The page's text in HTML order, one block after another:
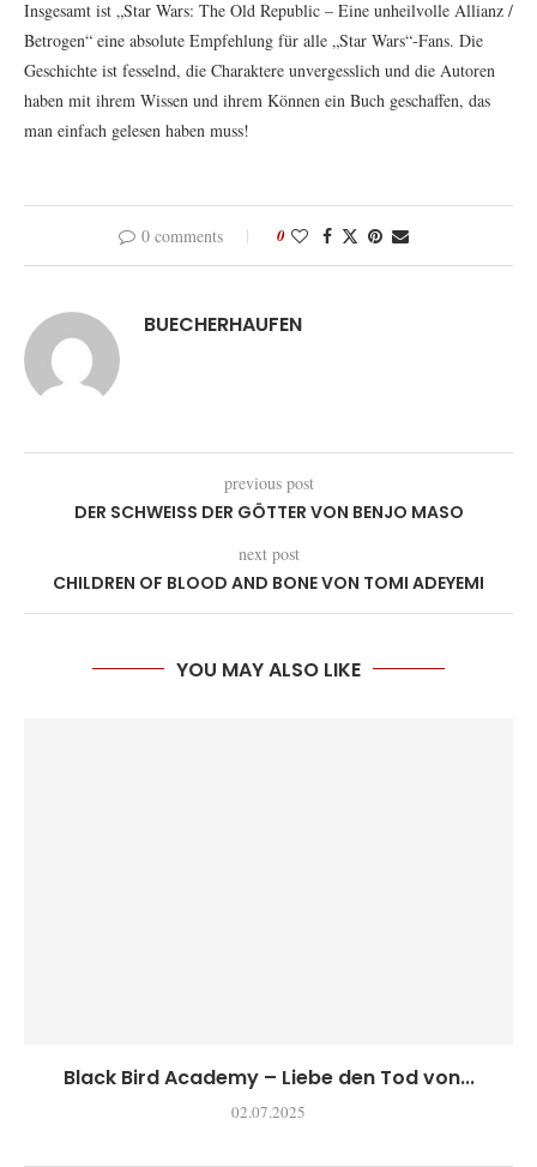
Insgesamt ist „Star Wars: The Old Republic – Eine unheilvolle Allianz /
Betrogen“ eine absolute Empfehlung für alle „Star Wars“-Fans. Die
Geschichte ist fesselnd, die Charaktere unvergesslich und die Autoren
haben mit ihrem Wissen und ihrem Können ein Buch geschaffen, das
man einfach gelesen haben muss!
0 comments 0
BUECHERHAUFEN
previous post
DER SCHWEISS DER GÖTTER VON BENJO MASO
next post
CHILDREN OF BLOOD AND BONE VON TOMI ADEYEMI
YOU MAY ALSO LIKE
Black Bird Academy – Liebe den Tod von...
02.07.2025